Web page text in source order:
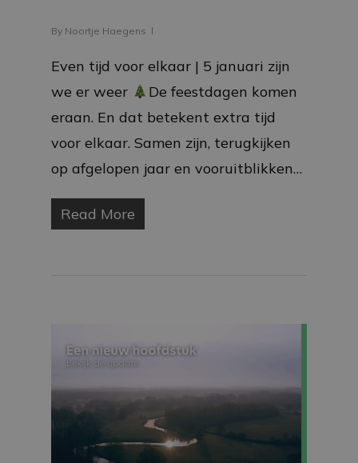
By Noortje Haegens
Even tijd voor elkaar | 5 januari zijn
we er weer
De feestdagen komen
eraan. En dat betekent extra tijd
voor elkaar. Samen zijn, terugkijken
op afgelopen jaar en vooruitblikken…
Read More